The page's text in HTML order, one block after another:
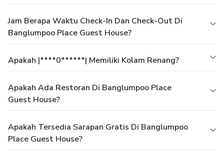
Jam Berapa Waktu Check-In Dan Check-Out Di
Banglumpoo Place Guest House?
Apakah |****0******| Memiliki Kolam Renang?
Apakah Ada Restoran Di Banglumpoo Place
Guest House?
Apakah Tersedia Sarapan Gratis Di Banglumpoo
Place Guest House?